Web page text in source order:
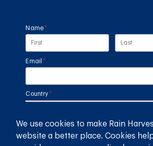
Name*
(required)
Email *
(required)
Country *(required)
SUBMIT
We use cookies to make Rain
website a better place. Cookies